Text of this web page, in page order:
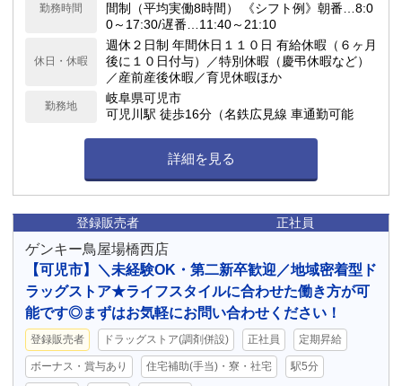
勤務時間
間制（平均実働8時間） 《シフト例》朝番…8:0
0～17:30/遅番…11:40～21:10
休日・休暇
週休２日制 年間休日１１０日 有給休暇（６ヶ月
後に１０日付与）／特別休暇（慶弔休暇など）
／産前産後休暇／育児休暇ほか
勤務地
岐阜県可児市
可児川駅 徒歩16分（名鉄広見線 車通勤可能
詳細を見る
登録販売者 正社員
ゲンキー鳥屋場橋西店
【可児市】＼未経験OK・第二新卒歓迎／地域密着型ド
ラッグストア★ライフスタイルに合わせた働き方が可
能です◎まずはお気軽にお問い合わせください！
登録販売者 ドラッグストア(調剤併設) 正社員 定期昇給
ボーナス・賞与あり 住宅補助(手当)・寮・社宅 駅5分